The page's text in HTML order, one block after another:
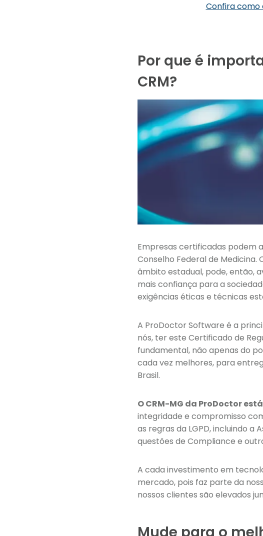
Confira como
Por que é
CRM?
Empresas certificadas podem
Conselho Federal de Medicina.
âmbito estadual, pode, então,
mais confiança para a
exigências éticas e técnicas
A ProDoctor Software é a
nós, ter este Certificado de
fundamental, não apenas do
cada vez melhores, para
Brasil.
O CRM-MG da ProDoctor
integridade e compromisso
as regras da LGPD, incluindo
questões de Compliance e
A cada investimento em
mercado, pois faz parte da
nossos clientes são elevados